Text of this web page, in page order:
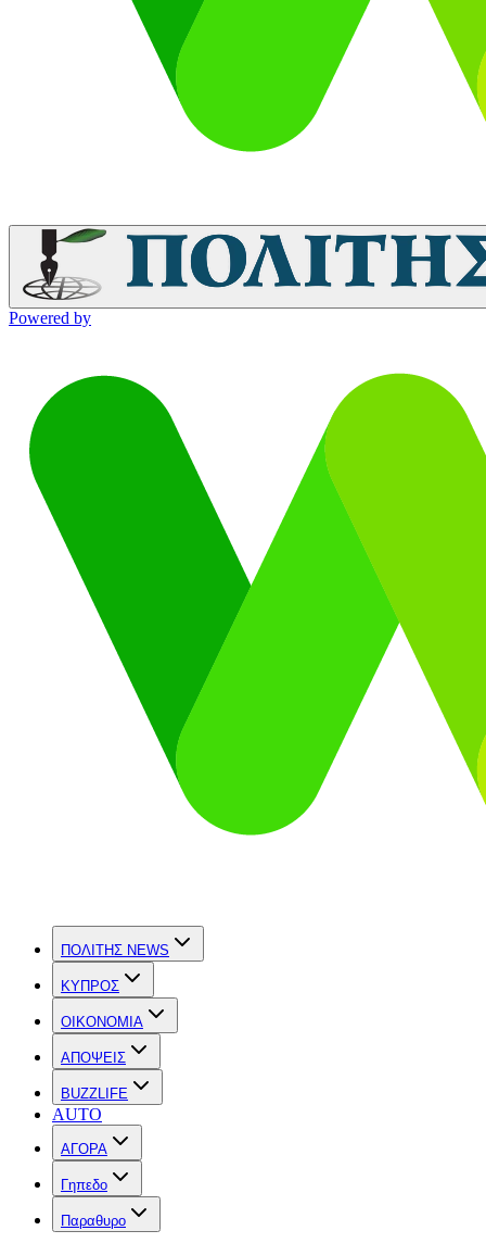
Powered by
ΠΟΛΙΤΗΣ NEWS
ΚΥΠΡΟΣ
OIKONOMIA
ΑΠΟΨΕΙΣ
BUZZLIFE
AUTO
ΑΓΟΡΑ
Γηπεδο
Παραθυρο